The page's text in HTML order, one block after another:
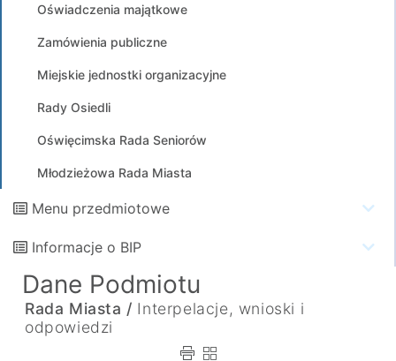
Oświadczenia majątkowe
Zamówienia publiczne
Miejskie jednostki organizacyjne
Rady Osiedli
Oświęcimska Rada Seniorów
Młodzieżowa Rada Miasta
Menu przedmiotowe
Informacje o BIP
Dane Podmiotu
Rada Miasta / Interpelacje, wnioski i
odpowiedzi